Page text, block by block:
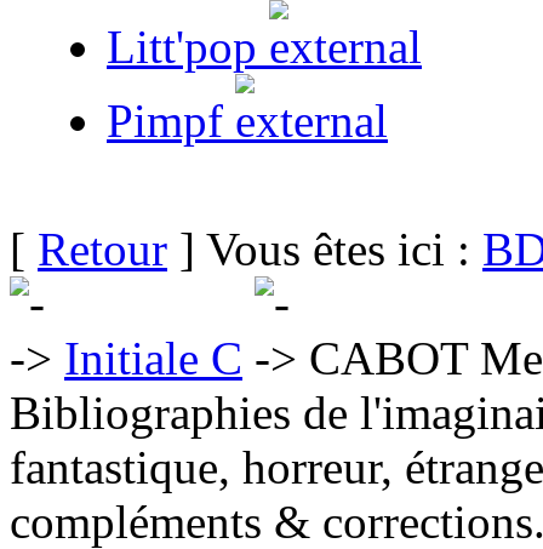
Litt'pop
Pimpf
[ Retour ] Vous êtes ici :
Initiale C
CABOT
Bibliographies de
fantastique, horreur,
compléments &